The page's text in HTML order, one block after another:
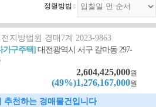
정렬방법 :
지방법원 경매7계 2023-9863
가구주택]대전광역시 서구 갈마동 297-
2,604,425,000원
(49%)1,276,167,000원
추천하는 경매물건입니다